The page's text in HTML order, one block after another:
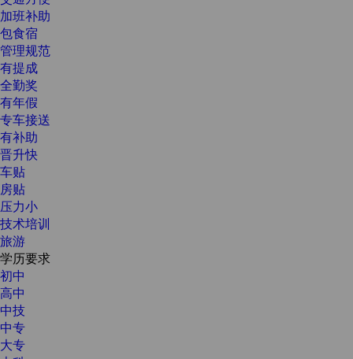
加班补助
包食宿
管理规范
有提成
全勤奖
有年假
专车接送
有补助
晋升快
车贴
房贴
压力小
技术培训
旅游
学历要求
初中
高中
中技
中专
大专